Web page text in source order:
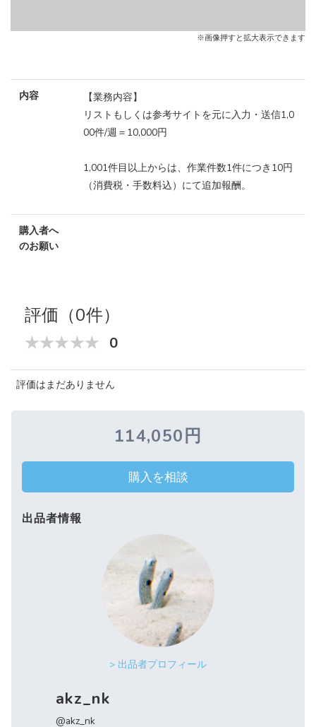
※画像押すと拡大表示できます
内容
【業務内容】
リストもしくは参考サイトを元に入力・送信1,0
00件/週＝10,000円
1,001件目以上からは、作業件数1件につき10円
（消費税・手数料込）にて追加報酬。
購入者へ
のお願い
評価（0件）
0
評価はまだありません
114,050円
購入を相談
出品者情報
> 出品者プロフィール
akz_nk
@akz_nk